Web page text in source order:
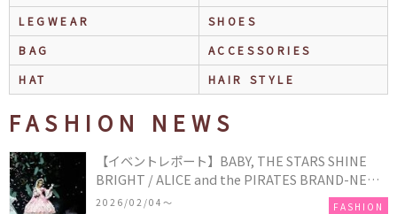
LEGWEAR
SHOES
BAG
ACCESSORIES
HAT
HAIR STYLE
FASHION NEWS
【イベントレポート】BABY, THE STARS SHINE
BRIGHT / ALICE and the PIRATES BRAND-NEW
COLLECTION in TOKYO
2026/02/04〜 FASHION